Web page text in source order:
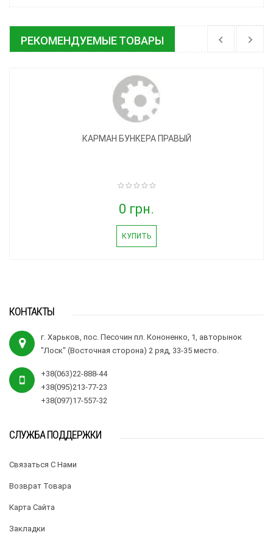
РЕКОМЕНДУЕМЫЕ ТОВАРЫ
КАРМАН БУНКЕРА ПРАВЫЙ
0 грн.
КУПИТЬ
КОНТАКТЫ
г. Харьков, пос. Песочин пл. Кононенко, 1, авторынок
"Лоск" (Восточная сторона) 2 ряд, 33-35 место.
+38(063)22-888-44
+38(095)213-77-23
+38(097)17-557-32
СЛУЖБА ПОДДЕРЖКИ
Связаться С Нами
Возврат Товара
Карта Сайта
Закладки